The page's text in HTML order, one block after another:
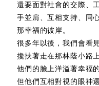
還要面對社會的交際、
手並肩、互相支持、同
那幸福的彼岸。
很多年以後，我們會看
攙扶著走在那林蔭小路
他們的臉上洋溢著幸福
但他們互相對視的眼神